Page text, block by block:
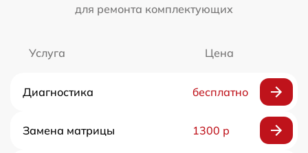
для ремонта комплектующих
Услуга Цена
Диагностика бесплатно
Замена матрицы 1300 р